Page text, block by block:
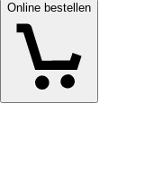
Online bestellen